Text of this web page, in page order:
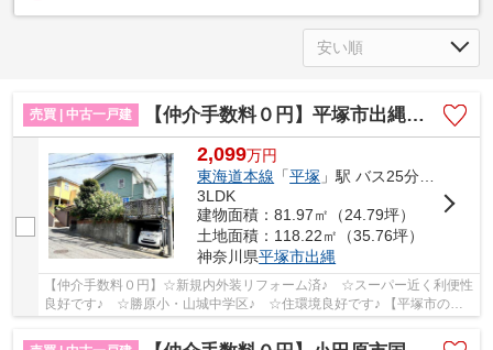
売買 | 中古一戸建 【仲介手数料０円】平塚市出縄 中古戸建
2,099万円
東海道本線 「平塚 」駅 バス25分 「下出縄」 停歩6分
3LDK
建物面積：81.97㎡（24.79坪）
土地面積：118.22㎡（35.76坪）
神奈川県平塚市出縄
【仲介手数料０円】☆新規内外装リフォーム済♪ ☆スーパー近く利便性
良好です♪ ☆勝原小・山城中学区♪ ☆住環境良好です♪ 【平塚市の中